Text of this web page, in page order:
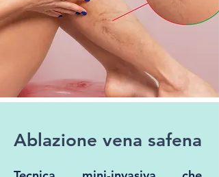
Ablazione vena safena